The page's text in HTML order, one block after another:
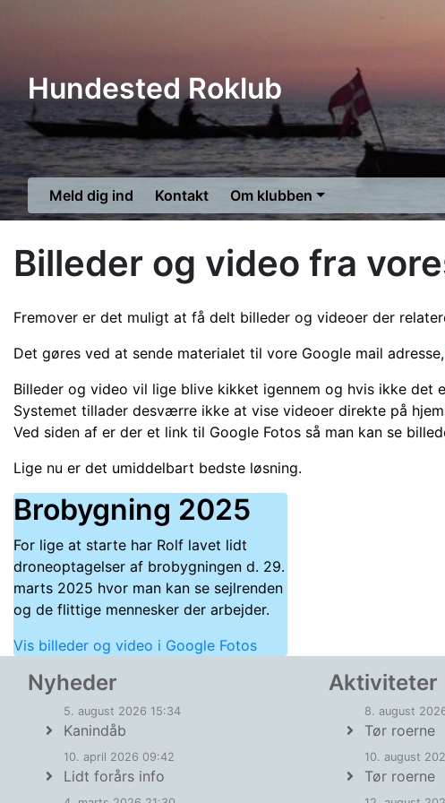
Hundested Roklub
Meld dig ind Kontakt Om klubben
Billeder og video fra
Fremover er det muligt at få delt billeder og videoer der
Det gøres ved at sende materialet til vore Google mail adresse,
Billeder og video vil lige blive kikket igennem og hvis ikke
Systemet tillader desværre ikke at vise videoer direkte på
Ved siden af er der et link til Google Fotos så man kan se
Lige nu er det umiddelbart bedste løsning.
Brobygning 2025
For lige at starte har Rolf lavet lidt
droneoptagelser af brobygningen d. 29.
marts 2025 hvor man kan se sejlrenden
og de flittige mennesker der arbejder.
Vis billeder og video i Google Fotos
Nyheder
5. august 2026 15:34
Kanindåb
10. april 2026 09:42
Lidt forårs info
Aktiviteter
8. august
Tør roerne
10. august
Tør roerne